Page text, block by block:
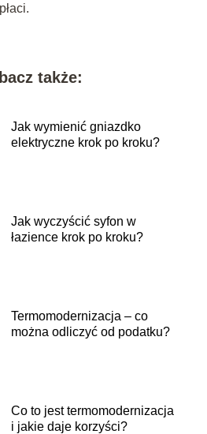
także:
Jak wymienić gniazdko
elektryczne krok po kroku?
Jak wyczyścić syfon w
łazience krok po kroku?
Termomodernizacja – co
można odliczyć od podatku?
Co to jest termomodernizacja
i jakie daje korzyści?